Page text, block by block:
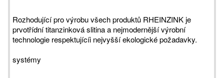
Rozhodující pro výrobu všech produktů RHEINZINK je
prvotřídní titanzinková slitina a nejmodernější výrobní
technologie respektujícíi nejvyšší ekologické požadavky.
systémy